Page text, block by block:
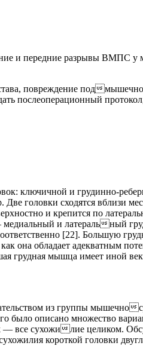
и передние разрывы ВМПС у
повреждение под
послеоперационный
ключичной и грудинно-
головки сходятся вблизи
и крепится по
и латеральный
[22]. Большую
она обладает адекватным
мышца имеет иной
из группы мышечно
было описано множество
все сухожилие целиком.
короткой головки